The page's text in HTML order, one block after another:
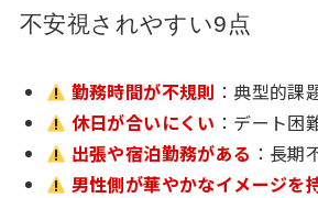
不安視されやすい9点
勤務時間が不規則 ：典型的課
休日が合いにくい ：デート困
出張や宿泊勤務がある ：長期
男性側が華やかなイメージを